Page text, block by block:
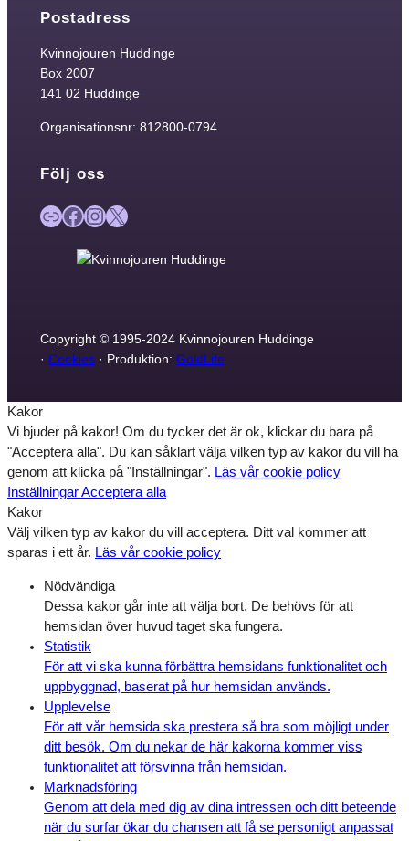
Postadress
Kvinnojouren Huddinge
Box 2007
141 02 Huddinge
Organisationsnr: 812800-0794
Följ oss
Länk Facebook InstagramX
Copyright © 1995-2024 Kvinnojouren Huddinge
· Cookies· Produktion: GoldLife
Kakor
Vi bjuder på kakor! Om du tycker det är ok, klickar du bara på
"Acceptera alla". Du kan såklart välja vilken typ av kakor du vill ha
genom att klicka på "Inställningar". Läs vår cookie policy
InställningarAcceptera alla
Kakor
Välj vilken typ av kakor du vill acceptera. Ditt val kommer att
sparas i ett år. Läs vår cookie policy
Nödvändiga
Dessa kakor går inte att välja bort. De behövs för att
hemsidan över huvud taget ska fungera.
Statistik
För att vi ska kunna förbättra hemsidans funktionalitet och
uppbyggnad, baserat på hur hemsidan används.
Upplevelse
För att vår hemsida ska prestera så bra som möjligt under
ditt besök. Om du nekar de här kakorna kommer viss
funktionalitet att försvinna från hemsidan.
Marknadsföring
Genom att dela med dig av dina intressen och ditt beteende
när du surfar ökar du chansen att få se personligt anpassat